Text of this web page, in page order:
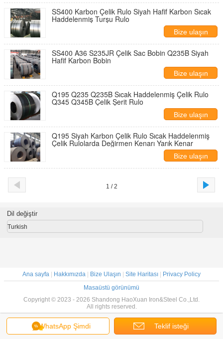
SS400 Karbon Çelik Rulo Siyah Hafif Karbon Sıcak
Haddelenmiş Turşu Rulo
Bize ulaşın
SS400 A36 S235JR Çelik Sac Bobin Q235B Siyah
Hafif Karbon Bobin
Bize ulaşın
Q195 Q235 Q235B Sıcak Haddelenmiş Çelik Rulo
Q345 Q345B Çelik Şerit Rulo
Bize ulaşın
Q195 Siyah Karbon Çelik Rulo Sıcak Haddelenmiş
Çelik Rulolarda Değirmen Kenarı Yarık Kenar
Bize ulaşın
1 / 2
WhatsApp Şimdi Teklif isteği
Dil değiştir
Turkish
Ana sayfa Hakkımızda Bize Ulaşın Site Haritası
Privacy Policy
Masaüstü görünümü
Copyright © 2023 - 2026 Shandong HaoXuan Iron&Steel Co.,Ltd.
All rights reserved.